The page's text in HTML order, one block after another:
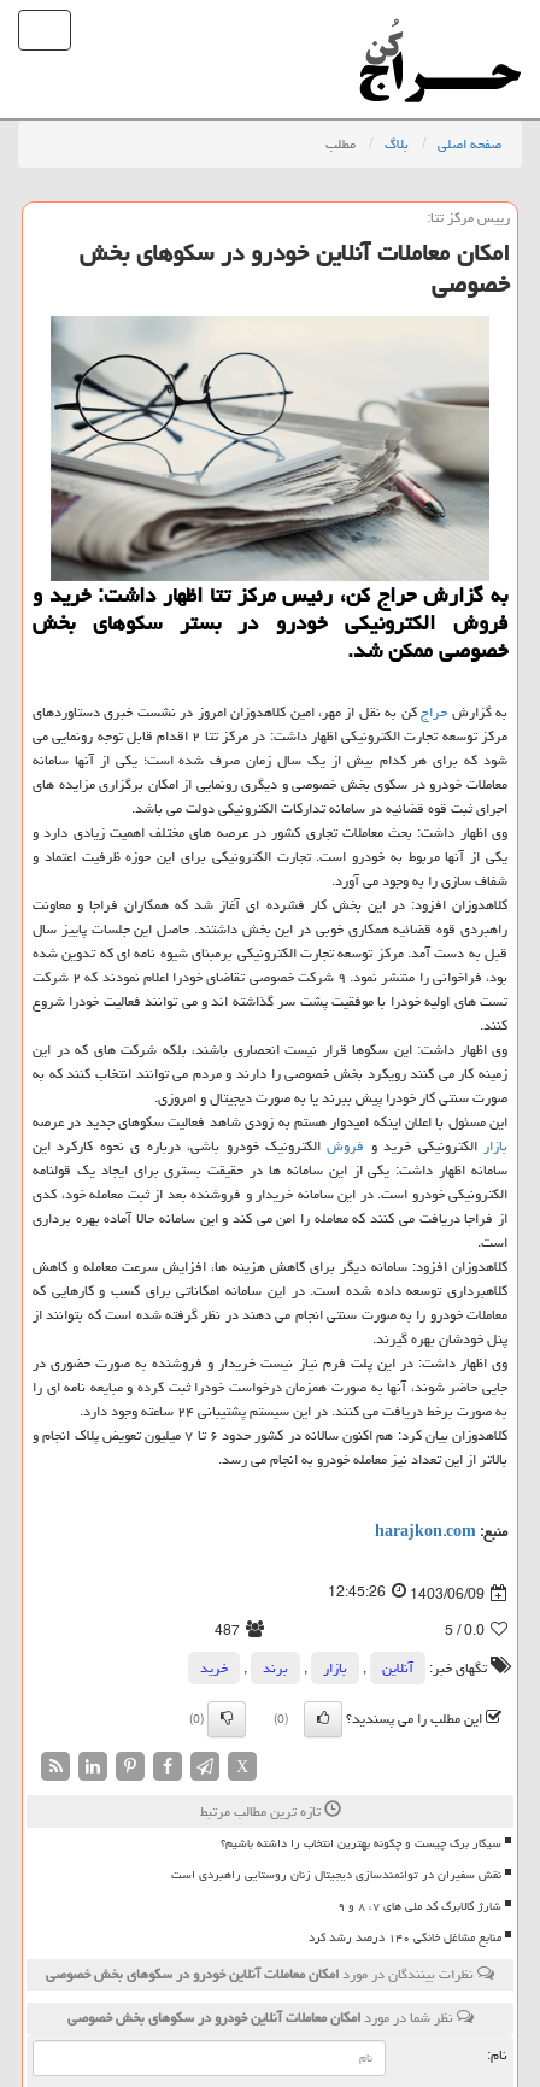
صفحه اصلی بلاگ مطلب
رییس مركز تتا:
امکان معاملات آنلاین خودرو در سکوهای بخش
خصوصی
به گزارش حراج کن، رئیس مرکز تتا اظهار داشت: خرید و
فروش الکترونیکی خودرو در بستر سکوهای بخش
خصوصی ممکن شد.
به گزارشحراجکن به نقل از مهر، امین کلاهدوزان امروز در نشست خبری دستاوردهای
مرکز توسعه تجارت الکترونیکی اظهار داشت: در مرکز تتا ۲ اقدام قابل توجه رونمایی می
شود که برای هر کدام بیش از یک سال زمان صرف شده است؛ یکی از آنها سامانه
معاملات خودرو در سکوی بخش خصوصی و دیگری رونمایی از امکان برگزاری مزایده های
اجرای ثبت قوه قضائیه در سامانه تدارکات الکترونیکی دولت می باشد.
وی اظهار داشت: بحث معاملات تجاری کشور در عرصه های مختلف اهمیت زیادی دارد و
یکی از آنها مربوط به خودرو است. تجارت الکترونیکی برای این حوزه ظرفیت اعتماد و
شفاف سازی را به وجود می آورد.
کلاهدوزان افزود: در این بخش کار فشرده ای آغاز شد که همکاران فراجا و معاونت
راهبردی قوه قضائیه همکاری خوبی در این بخش داشتند. حاصل این جلسات پاییز سال
قبل به دست آمد. مرکز توسعه تجارت الکترونیکی برمبنای شیوه نامه ای که تدوین شده
بود، فراخوانی را منتشر نمود. ۹ شرکت خصوصی تقاضای خودرا اعلام نمودند که ۲ شرکت
تست های اولیه خودرا با موفقیت پشت سر گذاشته اند و می توانند فعالیت خودرا شروع
کنند.
وی اظهار داشت: این سکوها قرار نیست انحصاری باشند، بلکه شرکت های که در این
زمینه کار می کنند رویکرد بخش خصوصی را دارند و مردم می توانند انتخاب کنند که به
صورت سنتی کار خودرا پیش ببرند یا به صورت دیجیتال و امروزی.
این مسئول با اعلان اینکه امیدوار هستم به زودی شاهد فعالیت سکوهای جدید در عرصه
بازارالکترونیکی خرید و فروشالکترونیک خودرو باشی، درباره ی نحوه کارکرد این
سامانه اظهار داشت: یکی از این سامانه ها در حقیقت بستری برای ایجاد یک قولنامه
الکترونیکی خودرو است. در این سامانه خریدار و فروشنده بعد از ثبت معامله خود، کدی
از فراجا دریافت می کنند که معامله را امن می کند و این سامانه حالا آماده بهره برداری
است.
کلاهدوزان افزود: سامانه دیگر برای کاهش هزینه ها، افزایش سرعت معامله و کاهش
کلاهبرداری توسعه داده شده است. در این سامانه امکاناتی برای کسب و کارهایی که
معاملات خودرو را به صورت سنتی انجام می دهند در نظر گرفته شده است که بتوانند از
پنل خودشان بهره گیرند.
وی اظهار داشت: در این پلت فرم نیاز نیست خریدار و فروشنده به صورت حضوری در
جایی حاضر شوند، آنها به صورت همزمان درخواست خودرا ثبت کرده و مبایعه نامه ای را
به صورت برخط دریافت می کنند. در این سیستم پشتیبانی ۲۴ ساعته وجود دارد.
کلاهدوزان بیان کرد: هم اکنون سالانه در کشور حدود ۶ تا ۷ میلیون تعویض پلاک انجام و
بالاتر از این تعداد نیز معامله خودرو به انجام می رسد.
منبع:harajkon.com
1403/06/09
12:45:26
0.0
/ 5
487
تگهای خبر:
آنلاین , بازار , برند ,
خرید
این مطلب را می پسندید؟
(0)
(0)
X
تازه ترین مطالب مرتبط
سیگار برگ چیست و چگونه بهترین انتخاب را داشته باشیم؟
نقش سفیران در توانمندسازی دیجیتال زنان روستایی راهبردی است
شارژ کالابرگ کد ملی های ۷، ۸ و ۹
منابع مشاغل خانگی ۱۴۰ درصد رشد کرد
نظرات بینندگان در موردامکان معاملات آنلاین خودرو در سکوهای بخش خصوصی
نظر شما در موردامکان معاملات آنلاین خودرو در سکوهای بخش خصوصی
نام: